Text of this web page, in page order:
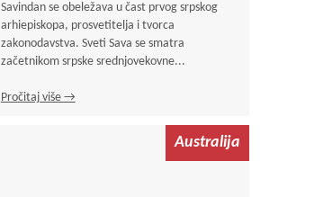
Savindan se obeležava u čast prvog srpskog
arhiepiskopa, prosvetitelja i tvorca
zakonodavstva. Sveti Sava se smatra
začetnikom srpske srednjovekovne...
Pročitaj više →
Australija